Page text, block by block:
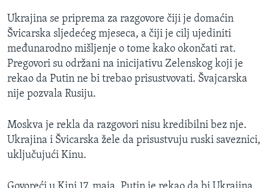
Ukrajina se priprema za razgovore čiji je domaćin
Švicarska sljedećeg mjeseca, a čiji je cilj ujediniti
međunarodno mišljenje o tome kako okončati rat.
Pregovori su održani na inicijativu Zelenskog koji je
rekao da Putin ne bi trebao prisustvovati. Švajcarska
nije pozvala Rusiju.
Moskva je rekla da razgovori nisu kredibilni bez nje.
Ukrajina i Švicarska žele da prisustvuju ruski saveznici,
uključujući Kinu.